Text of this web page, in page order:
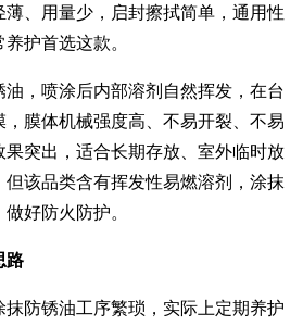
、用量少，启封擦拭简单，通用性
护首选这款。
，喷涂后内部溶剂自然挥发，在台
膜体机械强度高、不易开裂、不易
突出，适合长期存放、室外临时放
该品类含有挥发性易燃溶剂，涂抹
好防火防护。
路
防锈油工序繁琐，实际上定期养护